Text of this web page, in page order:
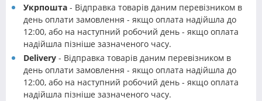
Укрпошта - Відправка товарів даним перевізником в
день оплати замовлення - якщо оплата надійшла до
12:00, або на наступний робочий день - якщо оплата
надійшла пізніше зазначеного часу.
Delivery - Відправка товарів даним перевізником в
день оплати замовлення - якщо оплата надійшла до
12:00, або на наступний робочий день - якщо оплата
надійшла пізніше зазначеного часу.